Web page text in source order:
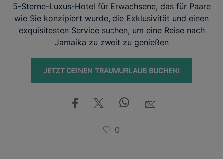
5-Sterne-Luxus-Hotel für Erwachsene, das für Paare
wie Sie konzipiert wurde, die Exklusivität und einen
exquisitesten Service suchen, um eine Reise nach
Jamaika zu zweit zu genießen
JETZT DEINEN TRAUMURLAUB BUCHEN!
0